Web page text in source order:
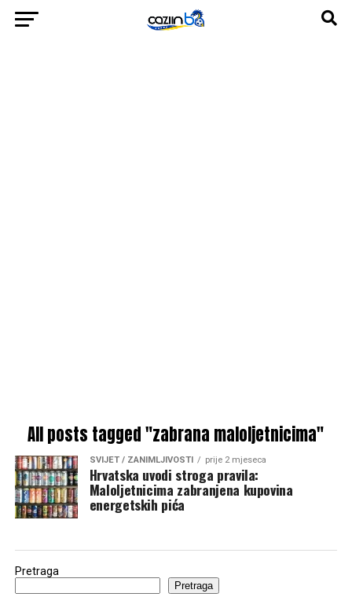
All posts tagged "zabrana maloljetnicima"
SVIJET / ZANIMLJIVOSTI prije 2 mjeseca
Hrvatska uvodi stroga pravila:
Maloljetnicima zabranjena kupovina
energetskih pića
Pretraga
Pretraga